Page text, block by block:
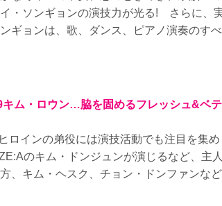
・ソンギョンの演技力が光る! さらに、
ギョンは、歌、ダンス、ピアノ演奏のすべ
ム・ロウン…脇を固めるフレッシュ&ベテ
ロインの弟役には演技活動でも注目を集め
のキム・ドンジュンが演じるなど、主
、キム・ヘスク、チョン・ドンファンなど